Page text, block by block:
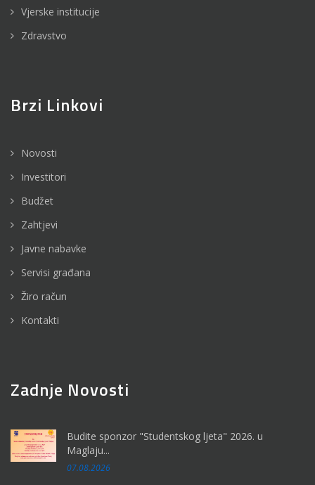
Vjerske institucije
Zdravstvo
Brzi Linkovi
Novosti
Investitori
Budžet
Zahtjevi
Javne nabavke
Servisi građana
Žiro račun
Kontakti
Zadnje Novosti
Budite sponzor "Studentskog ljeta" 2026. u
Maglaju...
07.08.2026